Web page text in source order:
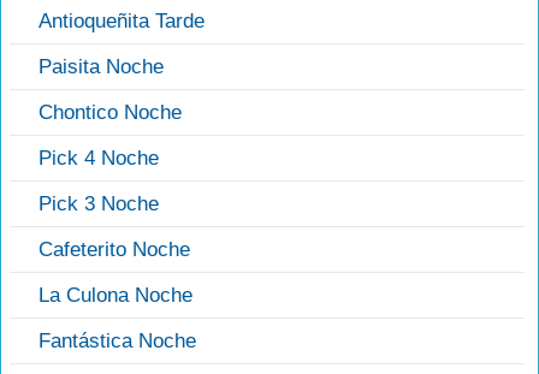
Antioqueñita Tarde
Paisita Noche
Chontico Noche
Pick 4 Noche
Pick 3 Noche
Cafeterito Noche
La Culona Noche
Fantástica Noche